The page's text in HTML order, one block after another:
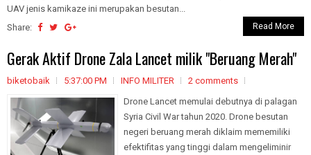
UAV jenis kamikaze ini merupakan besutan...
Share:
Read More
Gerak Aktif Drone Zala Lancet milik "Beruang Merah"
biketobaik 5:37:00 PM INFO MILITER
2 comments
Drone Lancet memulai debutnya di palagan
Syria Civil War tahun 2020. Drone besutan
negeri beruang merah diklaim mememiliki
efektifitas yang tinggi dalam mengeliminir